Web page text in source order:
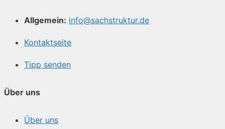
Allgemein: info@sachstruktur.de
Kontaktseite
Tipp senden
Über uns
Über uns